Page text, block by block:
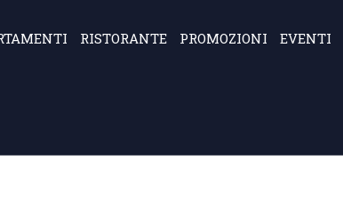
RISTORANTE PROMOZIONI EVENTI